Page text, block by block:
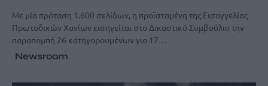
Με μία πρόταση 1.600 σελίδων, η προϊσταμένη της Εισαγγελίας
Πρωτοδικών Χανίων εισηγείται στο Δικαστικό Συμβούλιο την
παραπομπή 26 κατηγορουμένων για 17…
Newsroom